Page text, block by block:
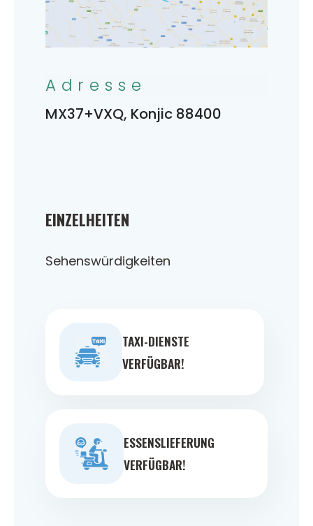
EINZELHEITEN
Sehenswürdigkeiten
TAXI-DIENSTE
VERFÜGBAR!
ESSENSLIEFERUNG
VERFÜGBAR!
Adresse
MX37+VXQ, Konjic 88400